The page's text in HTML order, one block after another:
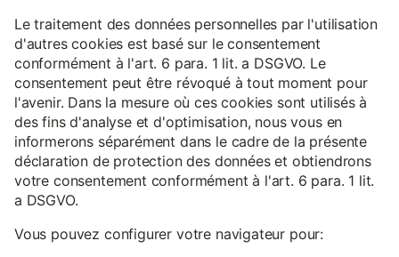
Le traitement des données personnelles par l'utilisation
d'autres cookies est basé sur le consentement
conformément à l'art. 6 para. 1 lit. a DSGVO. Le
consentement peut être révoqué à tout moment pour
l'avenir. Dans la mesure où ces cookies sont utilisés à
des fins d'analyse et d'optimisation, nous vous en
informerons séparément dans le cadre de la présente
déclaration de protection des données et obtiendrons
votre consentement conformément à l'art. 6 para. 1 lit.
a DSGVO.
Vous pouvez configurer votre navigateur pour: